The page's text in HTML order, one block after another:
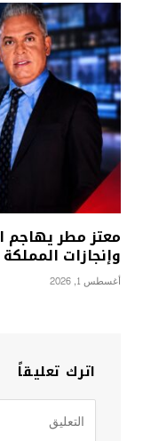
معتز مطر يهاجم
وإنجازات
أغسطس 1, 2026
اترك تعليقاً